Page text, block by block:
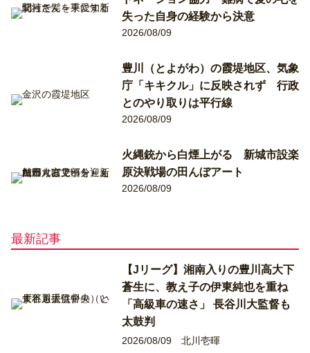
失った自身の経験から決意
2026/08/09
豊川（とよがわ）の霞堤地区、気象
庁「キキクル」に反映されず 行政
とのやり取りは平行線
2026/08/09
火縄銃から白煙上がる 新城市設楽
原決戦場の田んぼアート
2026/08/09
最新記事
【Jリーグ】湘南入りの豊川高大下
蒼生に、教え子の伊東純也を重ね
「高級車の速さ」 長谷川大監督も
太鼓判
2026/08/09 北川壱暉